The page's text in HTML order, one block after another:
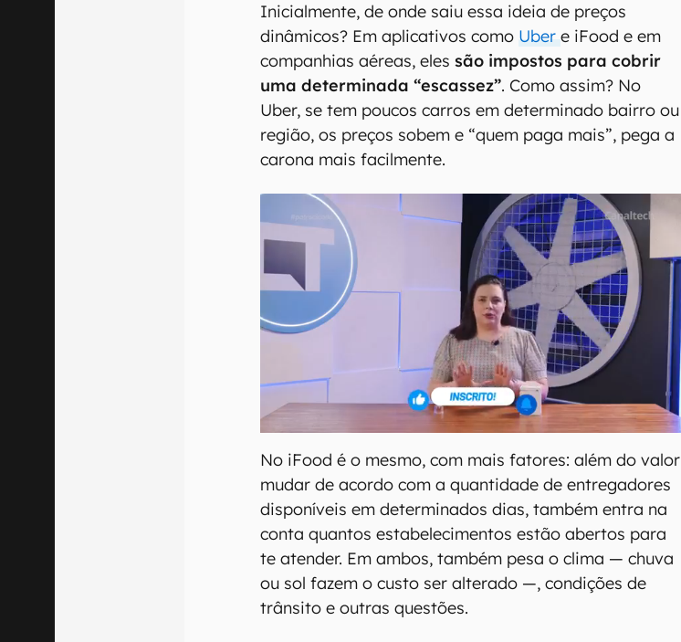
Inicialmente, de onde saiu essa ideia de preços
dinâmicos? Em aplicativos como Ubere iFood e em
companhias aéreas, elessão impostos para cobrir
uma determinada “escassez”. Como assim? No
Uber, se tem poucos carros em determinado bairro ou
região, os preços sobem e “quem paga mais”, pega a
carona mais facilmente.
No iFood é o mesmo, com mais fatores: além do valor
mudar de acordo com a quantidade de entregadores
disponíveis em determinados dias, também entra na
conta quantos estabelecimentos estão abertos para
te atender. Em ambos, também pesa o clima — chuva
ou sol fazem o custo ser alterado —, condições de
trânsito e outras questões.